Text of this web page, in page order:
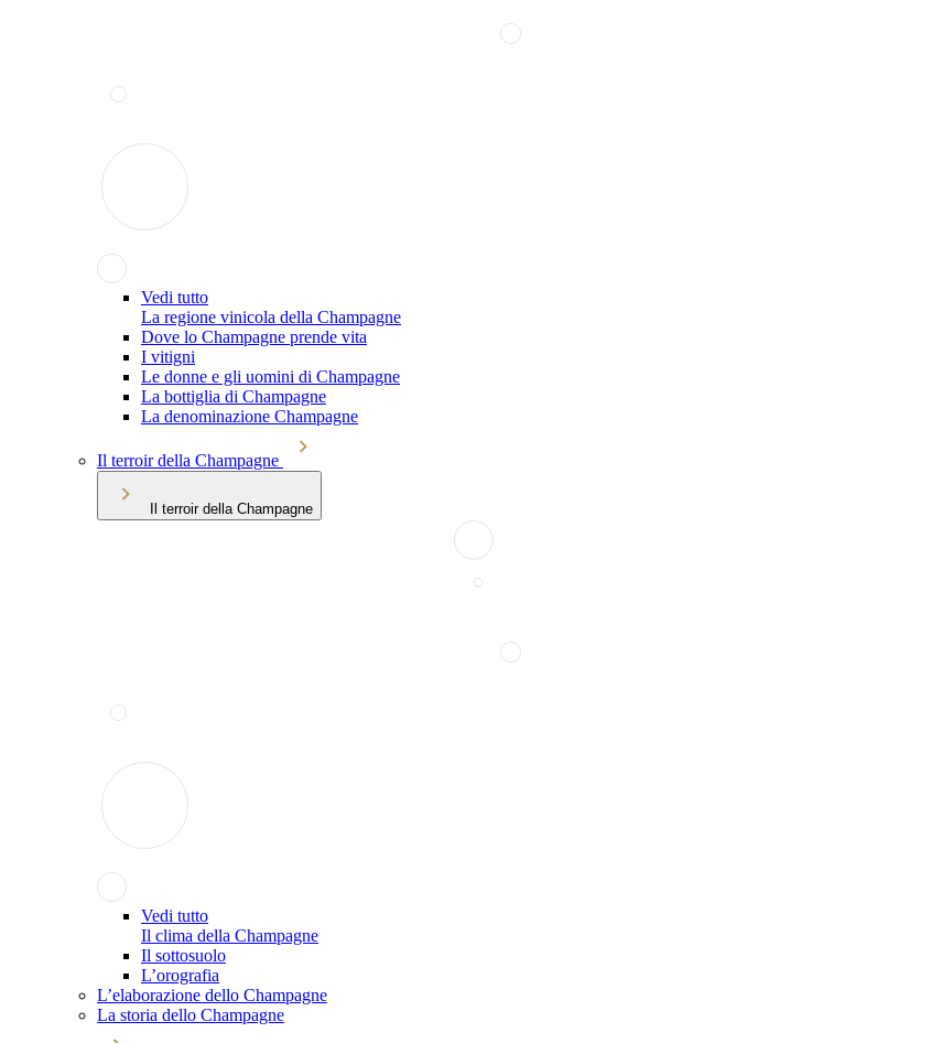
Vedi tutto
La regione vinicola della Champagne
Dove lo Champagne prende vita
I vitigni
Le donne e gli uomini di Champagne
La bottiglia di Champagne
La denominazione Champagne
Il terroir della Champagne
Il terroir della Champagne
Vedi tutto
Il clima della Champagne
Il sottosuolo
L’orografia
L’elaborazione dello Champagne
La storia dello Champagne